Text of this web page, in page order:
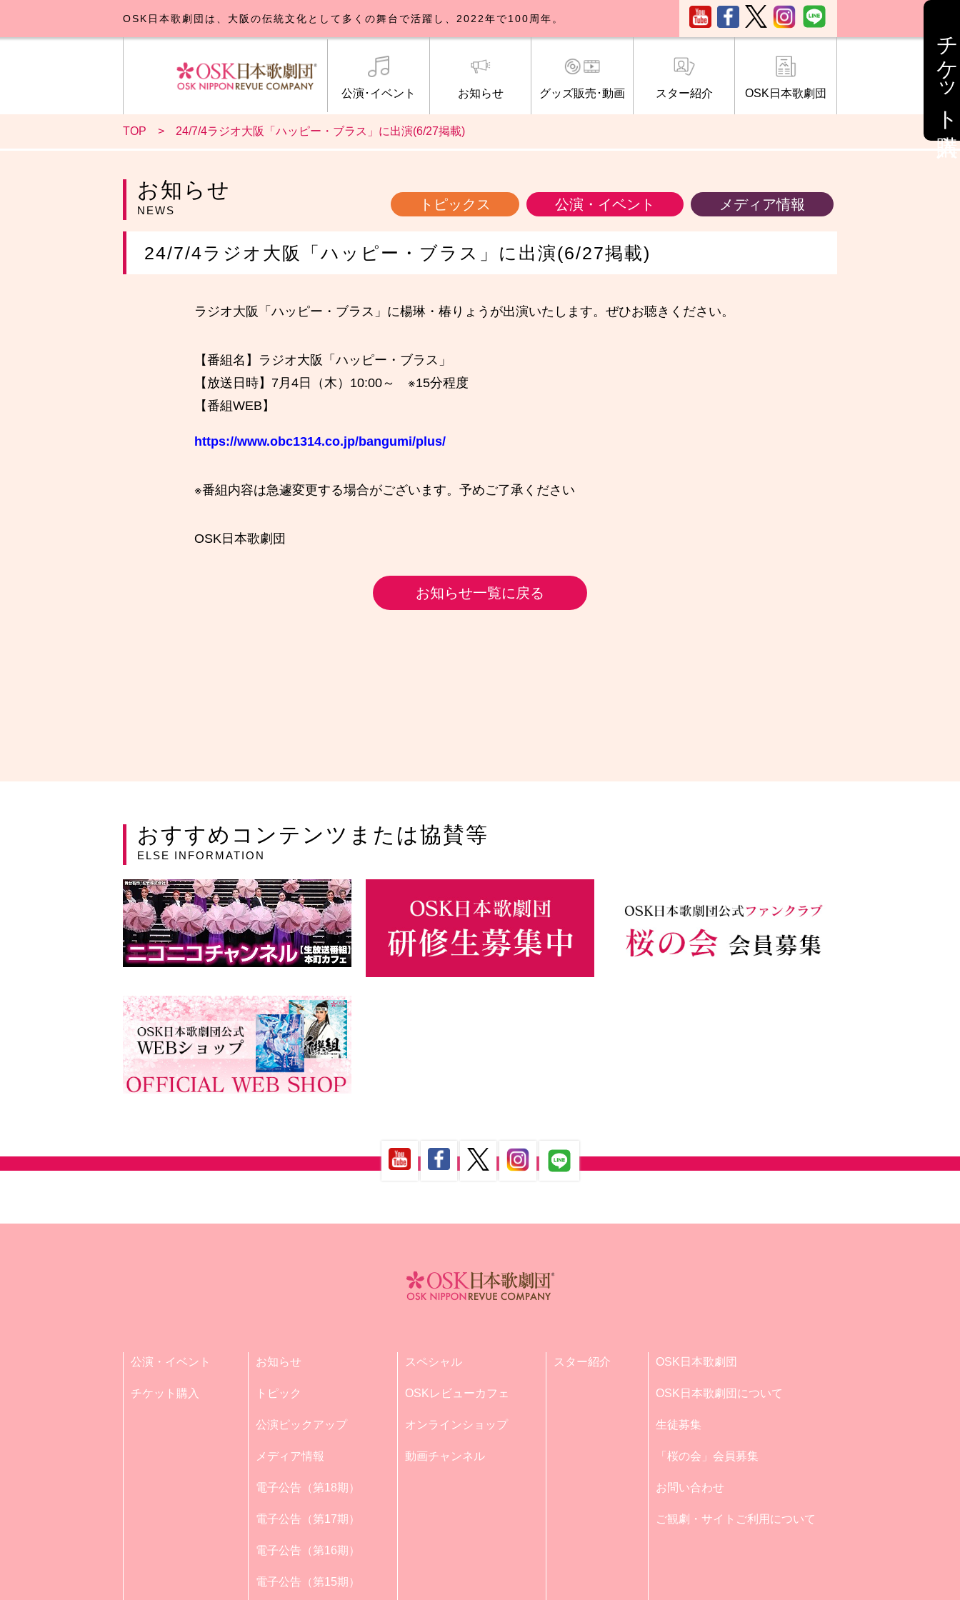
チケット購入
OSK日本歌劇団は、大阪の伝統文化として多くの舞台で活躍し、2022年で100周年。
公演･イベント
公演･イベント ブルックリンパーラー公演
お知らせ
お知らせ一覧 トピックス
グッズ販売･動画
公式グッズ販売
スター紹介 OSK日本歌劇団
OSK日本歌劇団について 研修生募集について
TOP 24/7/4ラジオ大阪「ハッピー・ブラス」に出演(6/27掲載)
お知らせ
NEWS トピックス 公演・イベント メディア情報
24/7/4ラジオ大阪「ハッピー・ブラス」に出演(6/27掲載)
ラジオ大阪「ハッピー・ブラス」に楊琳・椿りょうが出演いたします。ぜひお聴きください。
【番組名】ラジオ大阪「ハッピー・ブラス」
【放送日時】7月4日（木）10:00～ ※15分程度
【番組WEB】
https://www.obc1314.co.jp/bangumi/plus/
※番組内容は急遽変更する場合がございます。予めご了承ください
OSK日本歌劇団
お知らせ一覧に戻る
おすすめコンテンツまたは協賛等
ELSE INFORMATION
公演・イベント
チケット購入
お知らせ
トピック
公演ピックアップ
メディア情報
電子公告（第18期）
電子公告（第17期）
電子公告（第16期）
電子公告（第15期）
スペシャル
OSKレビューカフェ
オンラインショップ
動画チャンネル
スター紹介 OSK日本歌劇団
OSK日本歌劇団について
生徒募集
「桜の会」会員募集
お問い合わせ
ご観劇・サイトご利用について